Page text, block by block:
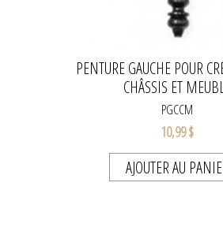
PENTURE GAUCHE POUR
CHÂSSIS ET
PGCCM
10,99 $
AJOUTER AU